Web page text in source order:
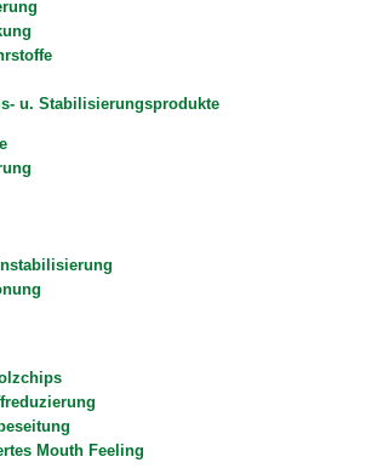
u. Stabilisierungsprodukte
Mouth Feeling